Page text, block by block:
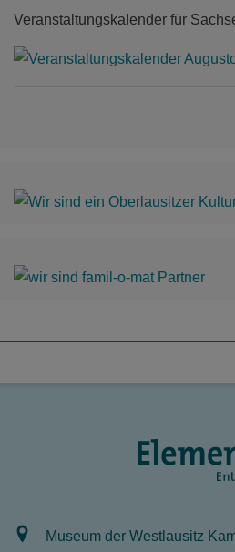
Veranstaltungskalender für
Museum der Westlausitz